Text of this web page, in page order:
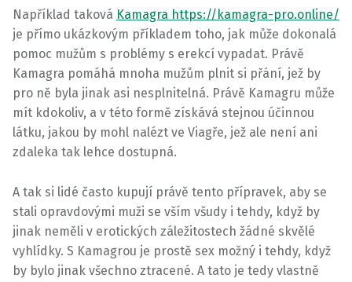
Například taková Kamagra https://kamagra-pro.online/
je přímo ukázkovým příkladem toho, jak může dokonalá
pomoc mužům s problémy s erekcí vypadat. Právě
Kamagra pomáhá mnoha mužům plnit si přání, jež by
pro ně byla jinak asi nesplnitelná. Právě Kamagru může
mít kdokoliv, a v této formě získává stejnou účinnou
látku, jakou by mohl nalézt ve Viagře, jež ale není ani
zdaleka tak lehce dostupná.
A tak si lidé často kupují právě tento přípravek, aby se
stali opravdovými muži se vším všudy i tehdy, když by
jinak neměli v erotických záležitostech žádné skvělé
vyhlídky. S Kamagrou je prostě sex možný i tehdy, když
by bylo jinak všechno ztracené. A tato je tedy vlastně